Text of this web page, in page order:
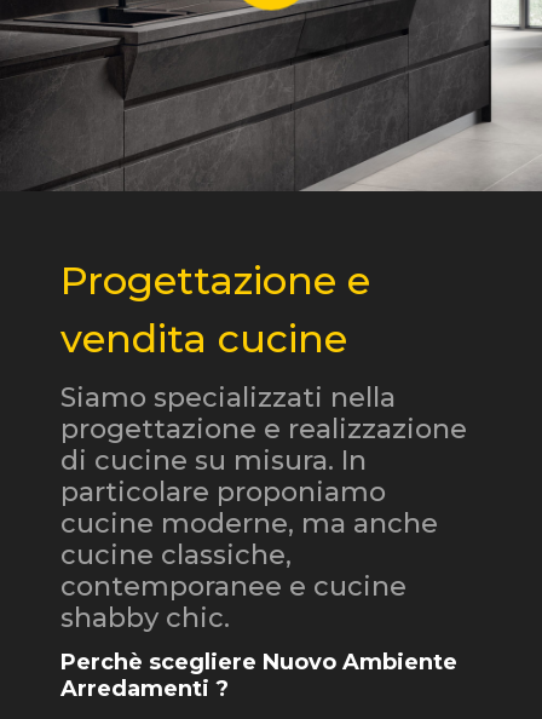
Progettazione e
vendita cucine
Siamo specializzati nella
progettazione e realizzazione
di cucine su misura. In
particolare proponiamo
cucine moderne, ma anche
cucine classiche,
contemporanee e cucine
shabby chic.
Perchè scegliere Nuovo Ambiente
Arredamenti ?